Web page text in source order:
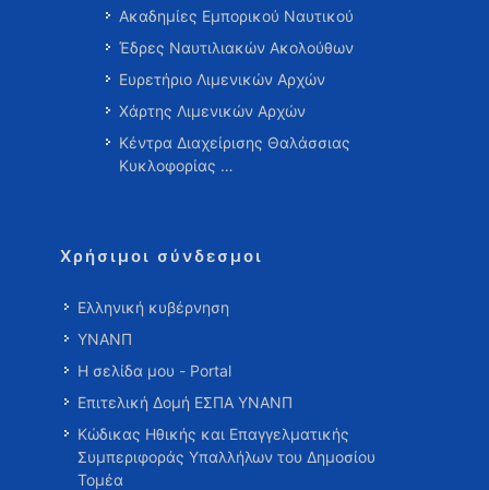
Ακαδημίες Εμπορικού Ναυτικού
Έδρες Ναυτιλιακών Ακολούθων
Ευρετήριο Λιμενικών Αρχών
Χάρτης Λιμενικών Αρχών
Κέντρα Διαχείρισης Θαλάσσιας
Κυκλοφορίας …
Χρήσιμοι σύνδεσμοι
Ελληνική κυβέρνηση
ΥΝΑΝΠ
Η σελίδα μου - Portal
Επιτελική Δομή ΕΣΠΑ ΥΝΑΝΠ
Κώδικας Ηθικής και Επαγγελματικής
Συμπεριφοράς Υπαλλήλων του Δημοσίου
Τομέα